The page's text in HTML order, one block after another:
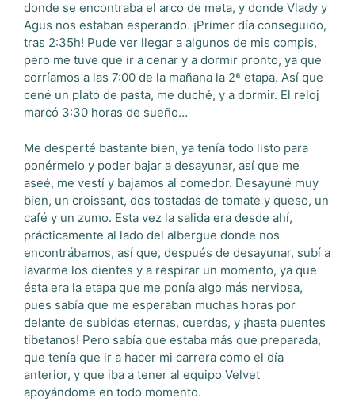
donde se encontraba el arco de meta, y donde Vlady y
Agus nos estaban esperando. ¡Primer día conseguido,
tras 2:35h! Pude ver llegar a algunos de mis compis,
pero me tuve que ir a cenar y a dormir pronto, ya que
corríamos a las 7:00 de la mañana la 2ª etapa. Así que
cené un plato de pasta, me duché, y a dormir. El reloj
marcó 3:30 horas de sueño…
Me desperté bastante bien, ya tenía todo listo para
ponérmelo y poder bajar a desayunar, así que me
aseé, me vestí y bajamos al comedor. Desayuné muy
bien, un croissant, dos tostadas de tomate y queso, un
café y un zumo. Esta vez la salida era desde ahí,
prácticamente al lado del albergue donde nos
encontrábamos, así que, después de desayunar, subí a
lavarme los dientes y a respirar un momento, ya que
ésta era la etapa que me ponía algo más nerviosa,
pues sabía que me esperaban muchas horas por
delante de subidas eternas, cuerdas, y ¡hasta puentes
tibetanos! Pero sabía que estaba más que preparada,
que tenía que ir a hacer mi carrera como el día
anterior, y que iba a tener al equipo Velvet
apoyándome en todo momento.